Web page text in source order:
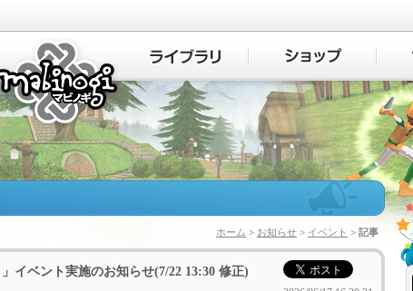
マビノギ
ホーム > お知らせ > イベント > 記事
」イベント実施のお知らせ(7/22 13:30 修正)